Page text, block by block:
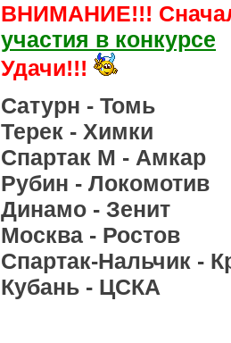
ВНИМАНИЕ!!!
участия в конкурсе
Удачи!!!
Сатурн - Томь
Терек - Химки
Спартак М - Амкар
Рубин - Локомотив
Динамо - Зенит
Москва - Ростов
Спартак-Нальчик -
Кубань - ЦСКА